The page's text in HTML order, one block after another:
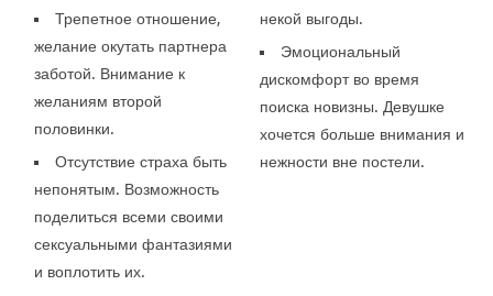
Трепетное отношение,
желание окутать партнера
заботой. Внимание к
желаниям второй
половинки.
Отсутствие страха быть
непонятым. Возможность
поделиться всеми своими
сексуальными фантазиями
и воплотить их.
некой выгоды.
Эмоциональный
дискомфорт во время
поиска новизны. Девушке
хочется больше внимания и
нежности вне постели.